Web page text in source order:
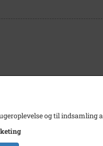
og til indsamling